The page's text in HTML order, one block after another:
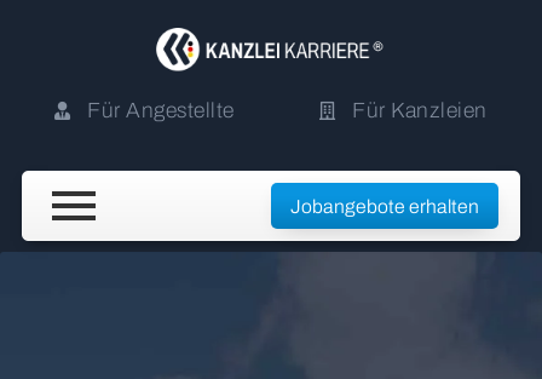
Für Angestellte Für Kanzleien
Jobangebote erhalten